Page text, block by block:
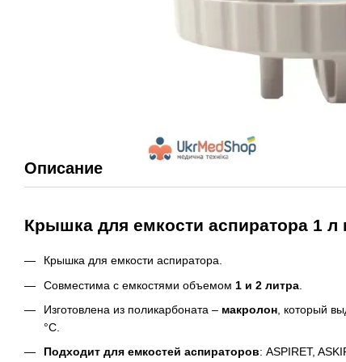
Описание
Крышка для емкости аспиратора 1 л
Крышка для емкости аспиратора.
Совместима с емкостями объемом 1 и 2 литра
Изготовлена из поликарбоната – макролон , который
°С.
Подходит для емкостей аспираторов: ASPIRET,